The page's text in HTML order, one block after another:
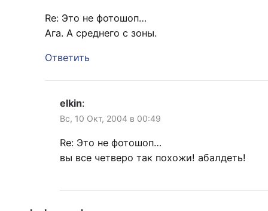
Re: Это не фотошоп…
Ага. А среднего с зоны.
Ответить
elkin:
Вс, 10 Окт, 2004 в 00:49
Re: Это не фотошоп…
вы все четверо так похожи! абалдеть!